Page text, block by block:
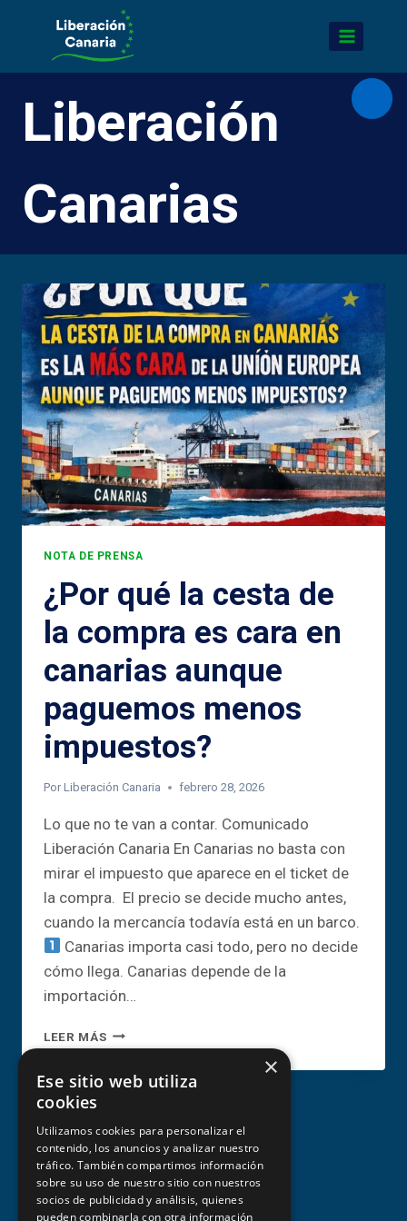
contenido
Liberación
Canarias
NOTA DE PRENSA
¿Por qué la cesta de
la compra es cara en
canarias aunque
paguemos menos
impuestos?
Por Liberación Canaria febrero 28, 2026
Lo que no te van a contar. Comunicado
Liberación Canaria En Canarias no basta con
mirar el impuesto que aparece en el ticket de
la compra. El precio se decide mucho antes,
cuando la mercancía todavía está en un barco.
Canarias importa casi todo, pero no decide
cómo llega. Canarias depende de la
importación…
LEER MÁS¿POR
QUÉ
CESTA
LA
COMPRA
ES
CARA
EN
Aviso legal y condiciones de uso
×
Ese sitio web utiliza
cookies
Utilizamos cookies para personalizar el
contenido, los anuncios y analizar nuestro
tráfico. También compartimos información
sobre su uso de nuestro sitio con nuestros
socios de publicidad y análisis, quienes
pueden combinarla con otra información